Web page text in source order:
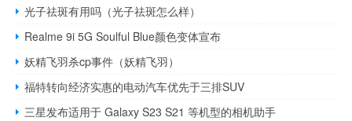
光子祛斑有用吗（光子祛斑怎么样）
Realme 9i 5G Soulful Blue颜色变体宣布
妖精飞羽杀cp事件（妖精飞羽）
福特转向经济实惠的电动汽车优先于三排SUV
三星发布适用于 Galaxy S23 S21 等机型的相机助手